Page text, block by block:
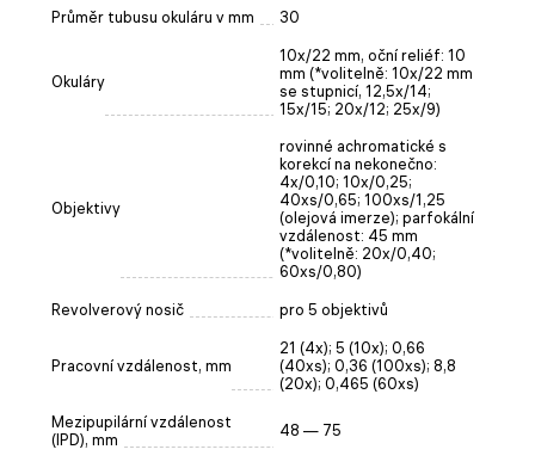
Průměr tubusu okuláru v mm 30
Okuláry
10x/22 mm, oční reliéf: 10
mm (*volitelně: 10x/22 mm
se stupnicí, 12,5x/14;
15x/15; 20x/12; 25x/9)
Objektivy
rovinné achromatické s
korekcí na nekonečno:
4x/0,10; 10x/0,25;
40xs/0,65; 100xs/1,25
(olejová imerze); parfokální
vzdálenost: 45 mm
(*volitelně: 20x/0,40;
60хs/0,80)
Revolverový nosič pro 5 objektivů
Pracovní vzdálenost, mm
21 (4x); 5 (10x); 0,66
(40xs); 0,36 (100xs); 8,8
(20x); 0,465 (60xs)
Mezipupilární vzdálenost
(IPD), mm
48 — 75